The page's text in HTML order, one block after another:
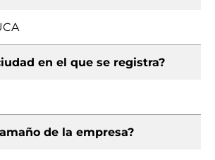
en el que se registra?
de la empresa?